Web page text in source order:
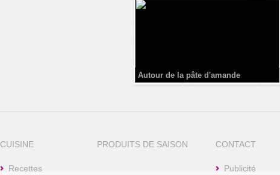
Autour de la pâte d'amande
CUISINE
Recettes
PRODUITS DE SAISON CONTACT
Publicité